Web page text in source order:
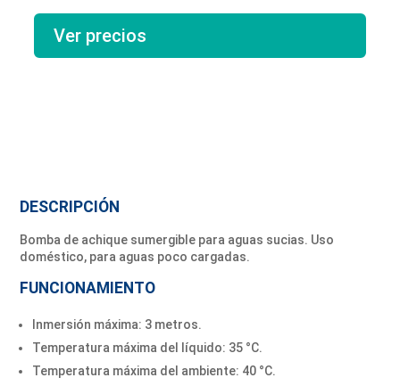
Ver precios
DESCRIPCIÓN
Bomba de achique sumergible para aguas sucias. Uso
doméstico, para aguas poco cargadas.
FUNCIONAMIENTO
Inmersión máxima: 3 metros.
Temperatura máxima del líquido: 35 °C.
Temperatura máxima del ambiente: 40 °C.